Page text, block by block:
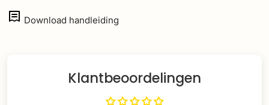
Download handleiding
Klantbeoordelingen